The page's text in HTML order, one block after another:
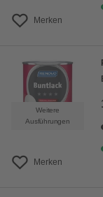
Merken
Weitere
Ausführungen
Merken